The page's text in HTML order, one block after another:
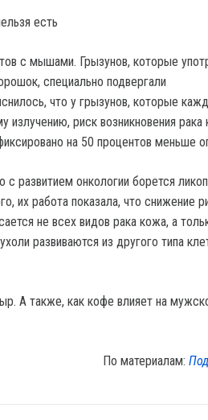
есть
с мышами. Грызунов, которые
специально подвергали
что у грызунов, которые
риск возникновения рака
на 50 процентов меньше
развитием онкологии борется
их работа показала, что снижение
не всех видов рака кожа, а
развиваются из другого типа
А также, как кофе влияет на
По материалам: